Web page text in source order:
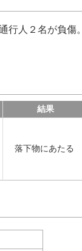
行人２名が負傷。
結果
落下物にあたる